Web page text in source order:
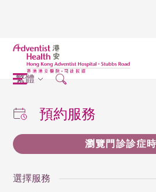
繁體
預約服務
瀏覽門診診症
選擇服務